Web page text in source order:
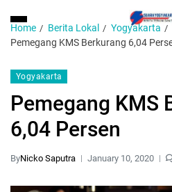
Home Berita Lokal
Yogyakarta
Pemegang KMS Berkurang 6,04
Yogyakarta
Pemegang KMS
6,04 Persen
ByNicko Saputra January 10, 2020